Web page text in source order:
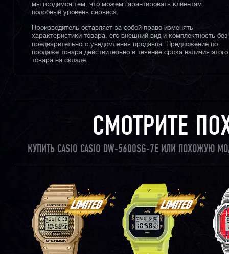
мы гордимся тем, что можем гарантировать клиентам
подобный уровень сервиса.
Производитель оставляет за собой право изменять
характеристики товара, его внешний вид и комплектность без
предварительного уведомления продавца. Предложение по
продаже товара действительно в течение срока наличия этого
товара на складе.
СМОТРИТЕ
КУПИТЬ CASIO CASIO DW-5600SG-7E ИЛИ ПОХОЖУЮ